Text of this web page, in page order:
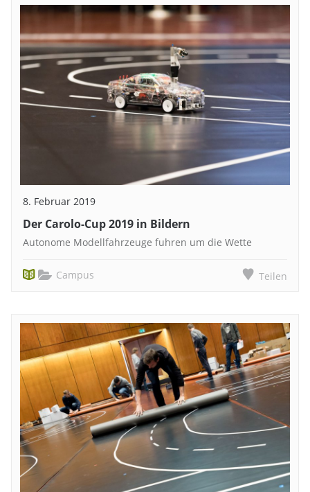
8. Februar 2019
Der Carolo-Cup 2019 in Bildern
Autonome Modellfahrzeuge fuhren um die Wette
Campus Teilen